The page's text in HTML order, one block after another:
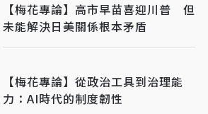
【梅花專論】高市早苗喜迎川普 但
未能解決日美關係根本矛盾
【梅花專論】從政治工具到治理能
力：AI時代的制度韌性